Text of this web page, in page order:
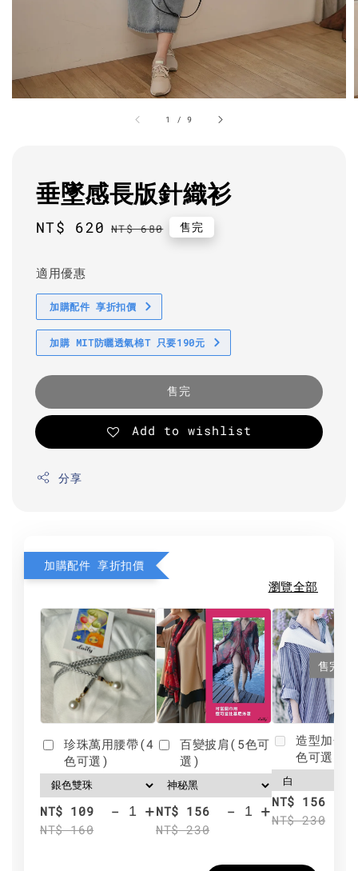
1 /9
垂墜感長版針織衫
Sale
NT$ 620 Regular
NT$ 680 售完
適用優惠
加購配件 享折扣價
加購 MIT防曬透氣棉T 只要190元
售完
Add to wishlist
分享
加購配件 享折扣價
瀏覽全部
珍珠萬用腰帶(4
色可選)
NT$ 109
NT$ 160
- +
百變披肩(5色可
選)
NT$ 156
NT$ 230
- +
售完
造型加分
色可選)
NT$ 156
NT$ 230